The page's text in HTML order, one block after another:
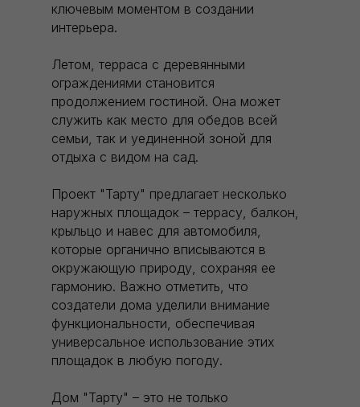
ключевым моментом в создании
интерьера.
Летом, терраса с деревянными
ограждениями становится
продолжением гостиной. Она может
служить как место для обедов всей
семьи, так и уединенной зоной для
отдыха с видом на сад.
Проект "Тарту" предлагает несколько
наружных площадок – террасу, балкон,
крыльцо и навес для автомобиля,
которые органично вписываются в
окружающую природу, сохраняя ее
гармонию. Важно отметить, что
создатели дома уделили внимание
функциональности, обеспечивая
универсальное использование этих
площадок в любую погоду.
Дом "Тарту" – это не только